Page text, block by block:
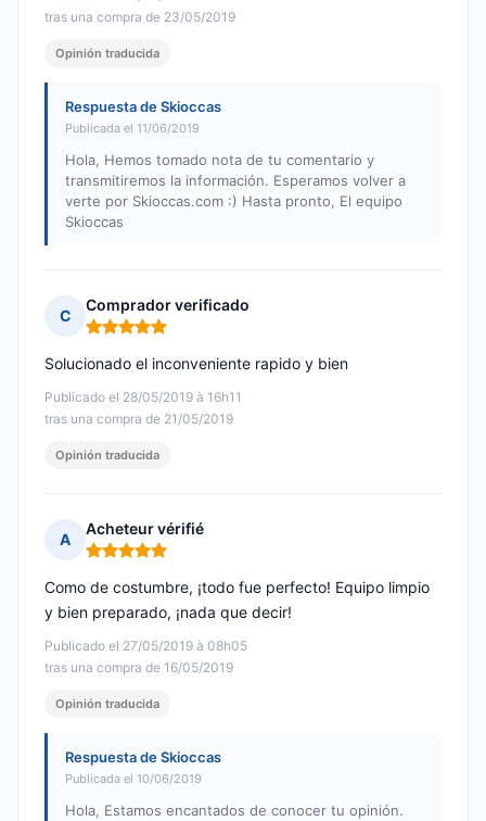
tras una compra de 23/05/2019
Opinión traducida
Respuesta de Skioccas
Publicada el 11/06/2019
Hola, Hemos tomado nota de tu comentario y
transmitiremos la información. Esperamos volver a
verte por Skioccas.com :) Hasta pronto, El equipo
Skioccas
C
Comprador verificado
Nota: 5 de 5
Publicado el 28/05/2019 à 16h11
tras una compra de 21/05/2019
Solucionado el inconveniente rapido y bien
Opinión traducida
A
Acheteur vérifié
Nota: 5 de 5
Publicado el 27/05/2019 à 08h05
tras una compra de 16/05/2019
Como de costumbre, ¡todo fue perfecto! Equipo limpio
y bien preparado, ¡nada que decir!
Opinión traducida
Respuesta de Skioccas
Publicada el 10/06/2019
Hola, Estamos encantados de conocer tu opinión.